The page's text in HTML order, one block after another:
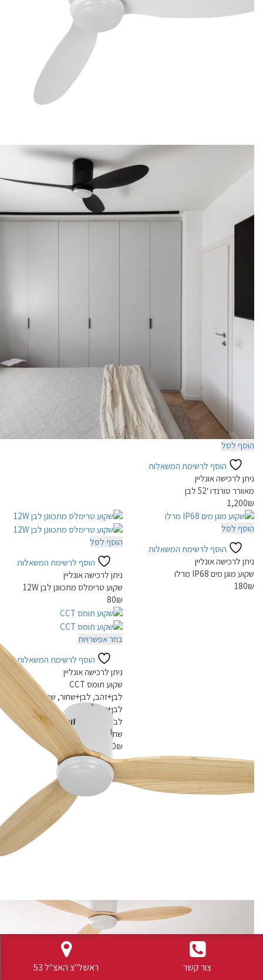
הוסף לסל
הוסף לרשימת המשאלות
ניתן לרכישה אונליין
מאוורר טורנדו 52′ לבן
1,200₪
הוסף לסל
הוסף לרשימת המשאלות
ניתן לרכישה אונליין
שקוע טרימלס מתכוונן לבן 12W
80₪
הוסף לסל
הוסף לרשימת המשאלות
ניתן לרכישה אונליין
שקוע מוגן מים IP68 מרלו
180₪
בחר אפשרויות
יש
מספר
סוגים.
ניתן
לבחור
את
האפשרויות
בעמוד
המוצר
הוסף לרשימת המשאלות
ניתן לרכישה אונליין
שקוע תומס CCT
לבן+זהב, לבן+שחור, שחור+זהב
לבן+זהב
לבן+שחור
שחור+זהב
60₪
80
צור קשר ראשל"צ האצ"ל 53